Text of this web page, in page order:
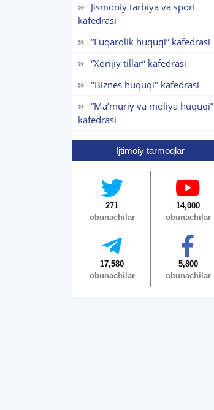
Jismoniy tarbiya va sport
kafedrasi
“Fuqarolik huquqi” kafedrasi
“Xorijiy tillar” kafedrasi
"Biznes huquqi" kafedrasi
“Maʼmuriy va moliya huquqi”
kafedrasi
Ijtimoiy tarmoqlar
271
obunachilar
14,000
obunachilar
17,580
obunachilar
5,800
obunachilar